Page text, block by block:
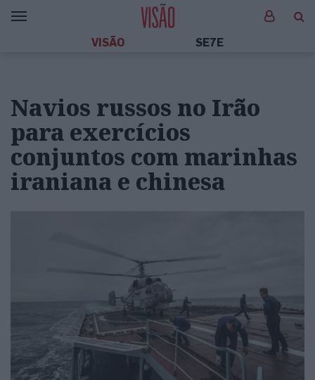
VISÃO SE7E
Navios russos no Irão
para exercícios
conjuntos com marinhas
iraniana e chinesa